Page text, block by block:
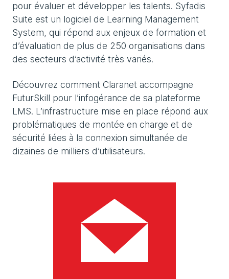
pour évaluer et développer les talents. Syfadis
Suite est un logiciel de Learning Management
System, qui répond aux enjeux de formation et
d’évaluation de plus de 250 organisations dans
des secteurs d’activité très variés.
Découvrez comment Claranet accompagne
FuturSkill pour l’infogérance de sa plateforme
LMS. L’infrastructure mise en place répond aux
problématiques de montée en charge et de
sécurité liées à la connexion simultanée de
dizaines de milliers d’utilisateurs.